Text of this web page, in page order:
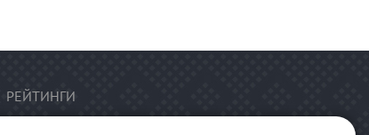
РЕЙТИНГИ